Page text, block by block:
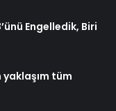
Engelledik, Biri
yaklaşım tüm